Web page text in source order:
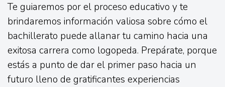
Te guiaremos por el proceso educativo y te
brindaremos información valiosa sobre cómo el
bachillerato puede allanar tu camino hacia una
exitosa carrera como logopeda. Prepárate, porque
estás a punto de dar el primer paso hacia un
futuro lleno de gratificantes experiencias